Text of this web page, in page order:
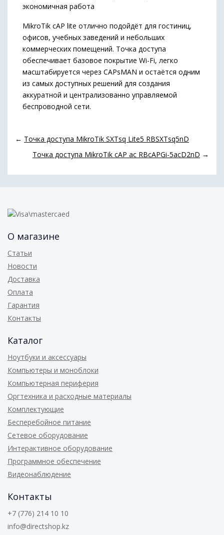
экономичная работа
MikroTik cAP lite отлично подойдёт для гостиниц,
офисов, учебных заведений и небольших
коммерческих помещений. Точка доступа
обеспечивает базовое покрытие Wi-Fi, легко
масштабируется через CAPsMAN и остаётся одним
из самых доступных решений для создания
аккуратной и централизованно управляемой
беспроводной сети.
← Точка доступа MikroTik SXTsq Lite5 RBSXTsq5nD
Точка доступа MikroTik cAP ac RBcAPGi-5acD2nD →
О магазине
Статьи
Новости
Доставка
Оплата
Гарантия
Контакты
Каталог
Ноутбуки и аксессуары
Компьютеры и моноблоки
Компьютерная периферия
Оргтехника и расходные материалы
Комплектующие
Бесперебойное питание
Сетевое оборудование
Интерактивное оборудование
Программное обеспечение
Видеонаблюдение
Контакты
+7 (776) 214 10 10
info@directshop.kz